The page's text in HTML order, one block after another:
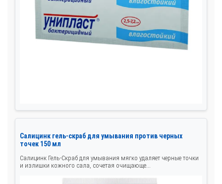
Салицинк гель-скраб для умывания против черных
точек 150 мл
Салицинк Гель-Скраб для умывания мягко удаляет черные точки
и излишки кожного сала, сочетая очищающе...